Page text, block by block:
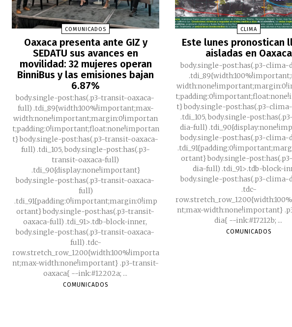
COMUNICADOS
Oaxaca presenta ante GIZ y
SEDATU sus avances en
movilidad: 32 mujeres operan
BinniBus y las emisiones bajan
6.87%
body.single-post:has(.p3-transit-oaxaca-
full) .tdi_89{width:100%!important;max-
width:none!important;margin:0!importan
t;padding:0!important;float:none!importan
t} body.single-post:has(.p3-transit-oaxaca-
full) .tdi_105, body.single-post:has(.p3-
transit-oaxaca-full)
.tdi_90{display:none!important}
body.single-post:has(.p3-transit-oaxaca-
full)
.tdi_91{padding:0!important;margin:0!imp
ortant} body.single-post:has(.p3-transit-
oaxaca-full) .tdi_91>.tdb-block-inner,
body.single-post:has(.p3-transit-oaxaca-
full) .tdc-
row.stretch_row_1200{width:100%!importa
nt;max-width:none!important} .p3-transit-
oaxaca{ --ink:#12202a; ...
COMUNICADOS
CLIMA
Este lunes pronostican
aisladas en Oaxaca
body.single-post:has(.p3-
t} body.single-post:has(.p3-
.tdi_105, body.single-
dia-full)
body.single-post:has(.p3-
ortant} body.single-
dia-full) .tdi_91>.tdb-block-
body.single-post:has(.p3-
.tdc-
nt;max-width:none!important} .p3-clima-
dia{ --ink:#17212b; ...
COMUNICADOS